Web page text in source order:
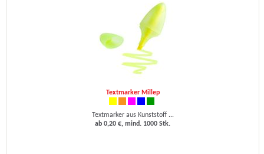
Textmarker Millep
Textmarker aus Kunststoff ...
ab 0,20 €, mind. 1000 Stk.